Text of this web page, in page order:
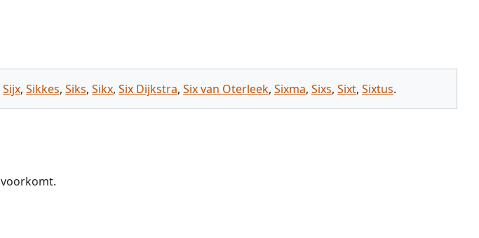
Sijx, Sikkes, Siks, Sikx, Six Dijkstra, Six van Oterleek, Sixma, Sixs, Sixt, Sixtus.
voorkomt.